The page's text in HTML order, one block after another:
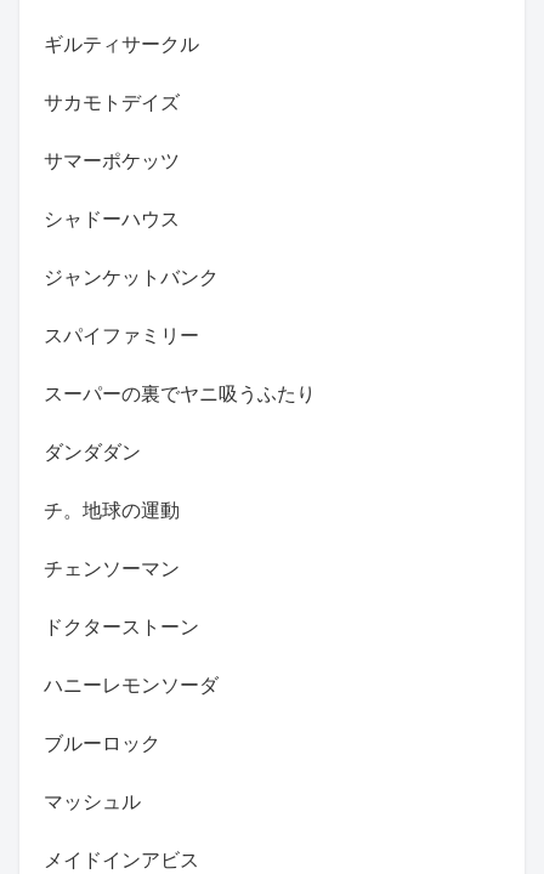
ギルティサークル
サカモトデイズ
サマーポケッツ
シャドーハウス
ジャンケットバンク
スパイファミリー
スーパーの裏でヤニ吸うふたり
ダンダダン
チ。地球の運動
チェンソーマン
ドクターストーン
ハニーレモンソーダ
ブルーロック
マッシュル
メイドインアビス